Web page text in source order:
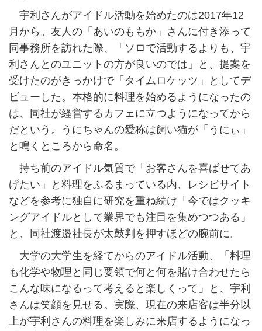
宇利さんがアイドル活動を始めたのは2017年12
月から。友人の「あいのももか」さんに付き添って
同事務所を訪れた際、「ソロで活動するよりも、宇
利さんとのユニットの方が良いのでは」と、提案を
受けたのがきっかけで「タイムロケッツ」としてデ
ビューした。本格的に料理を始めるようになったの
は、同社が経営するカフェに立つようになってから
だという。うにちゃんの愛称は飼い猫が「うにぃ」
と鳴くところから命名。
持ち前のアイドル気質で「お客さんを喜ばせてあ
げたい」と料理をふるまっている内、レシピサイト
などを参考に独自に研究を重ね続け「今ではクッキ
ングアイドルとして業界でも注目を集めつつある」
と、同社渡邉社長が太鼓判を押すほどの腕前に。
大学の大学生を経てからのアイドル活動、「料理
も化学や物理と同じ要領で何と何を賭け合わせたら
こんな味になるって考えると楽しくって」と、宇利
さんは笑顔を見せる。実際、現在の来店客は半分以
上が宇利さんの料理を楽しみに来店するようになっ